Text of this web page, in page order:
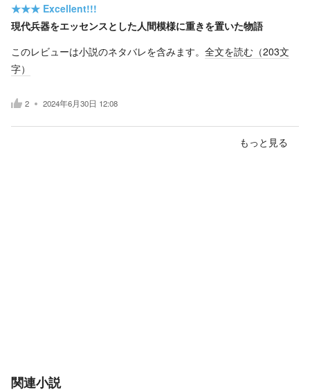
★★★ Excellent!!!
現代兵器をエッセンスとした人間模様に重きを置いた物語
このレビューは小説のネタバレを含みます。 全文を読む（203文
字）
2 2024年6月30日 12:08
もっと見る
関連小説